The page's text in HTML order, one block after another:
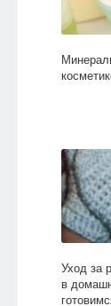
Уход за
в